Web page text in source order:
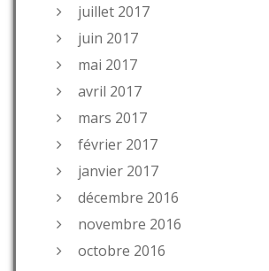
juillet 2017
juin 2017
mai 2017
avril 2017
mars 2017
février 2017
janvier 2017
décembre 2016
novembre 2016
octobre 2016